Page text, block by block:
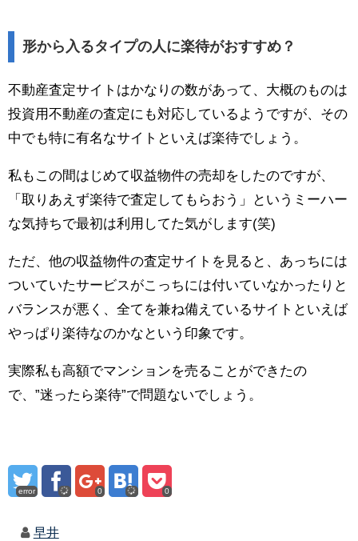
形から入るタイプの人に楽待がおすすめ？
不動産査定サイトはかなりの数があって、大概のものは
投資用不動産の査定にも対応しているようですが、その
中でも特に有名なサイトといえば楽待でしょう。
私もこの間はじめて収益物件の売却をしたのですが、
「取りあえず楽待で査定してもらおう」というミーハー
な気持ちで最初は利用してた気がします(笑)
ただ、他の収益物件の査定サイトを見ると、あっちには
ついていたサービスがこっちには付いていなかったりと
バランスが悪く、全てを兼ね備えているサイトといえば
やっぱり楽待なのかなという印象です。
実際私も高額でマンションを売ることができたの
で、”迷ったら楽待”で問題ないでしょう。
error 0 0
早井